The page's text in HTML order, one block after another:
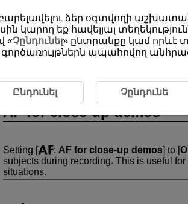
AF for close-up demos
Setting [ : AF for close-up demos] to [
subjects during recording. This is useful
situations.
բարելավելու ձեր օգտվողի
կարող եք հավելյալ
«Չընդունել» ընտրանքը կամ որևէ
ապահովող
Ընդունել Չընդունե